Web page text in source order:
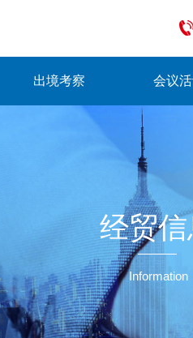
出境考察 会议
经贸
Information